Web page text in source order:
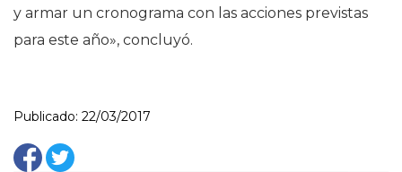
y armar un cronograma con las acciones previstas
para este año», concluyó.
Publicado: 22/03/2017